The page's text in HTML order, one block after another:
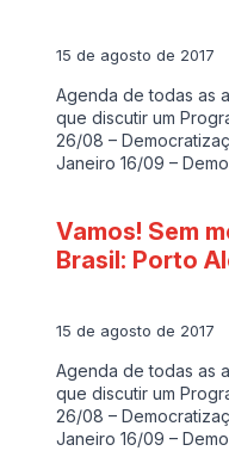
15 de agosto de 2017
Agenda de todas as
que discutir um
26/08 –
Janeiro 16/09 –
Vamos! Sem
Brasil: Porto
15 de agosto de 2017
Agenda de todas as
que discutir um
26/08 –
Janeiro 16/09 –